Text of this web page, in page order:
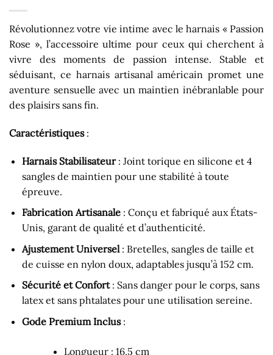
Révolutionnez votre vie intime avec le harnais « Passion
Rose », l’accessoire ultime pour ceux qui cherchent à
vivre des moments de passion intense. Stable et
séduisant, ce harnais artisanal américain promet une
aventure sensuelle avec un maintien inébranlable pour
des plaisirs sans fin.
Caractéristiques :
Harnais Stabilisateur: Joint torique en silicone et 4
sangles de maintien pour une stabilité à toute
épreuve.
Fabrication Artisanale: Conçu et fabriqué aux États-
Unis, garant de qualité et d’authenticité.
Ajustement Universel: Bretelles, sangles de taille et
de cuisse en nylon doux, adaptables jusqu’à 152 cm.
Sécurité et Confort: Sans danger pour le corps, sans
latex et sans phtalates pour une utilisation sereine.
Gode Premium Inclus:
Longueur : 16,5 cm